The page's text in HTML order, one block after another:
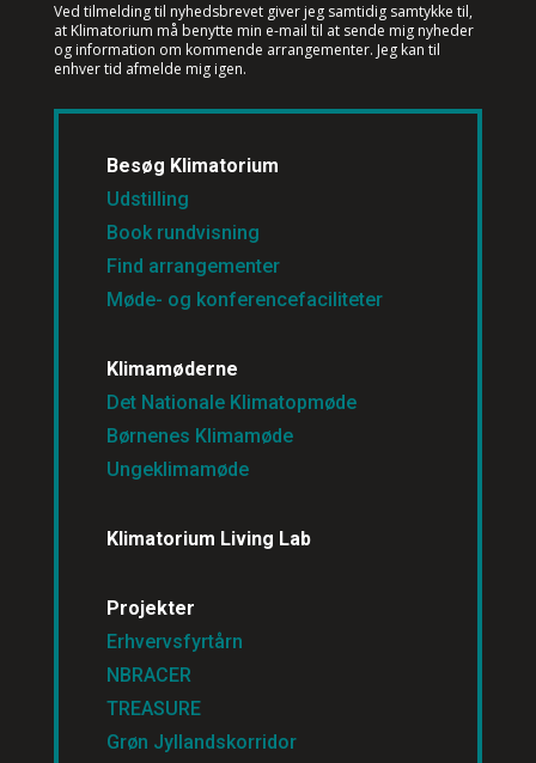
Ved tilmelding til nyhedsbrevet giver jeg samtidig samtykke til,
at Klimatorium må benytte min e-mail til at sende mig nyheder
og information om kommende arrangementer. Jeg kan til
enhver tid afmelde mig igen.
Besøg Klimatorium
Udstilling
Book rundvisning
Find arrangementer
Møde- og konferencefaciliteter
Klimamøderne
Det Nationale Klimatopmøde
Børnenes Klimamøde
Ungeklimamøde
Klimatorium Living Lab
Projekter
Erhvervsfyrtårn
NBRACER
TREASURE
Grøn Jyllandskorridor